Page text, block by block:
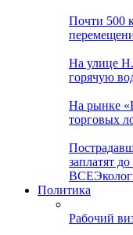
Почти 500
На улице
горячую
На рынке
торговых
заплатят
ВСЕ
Политика
Рабочий